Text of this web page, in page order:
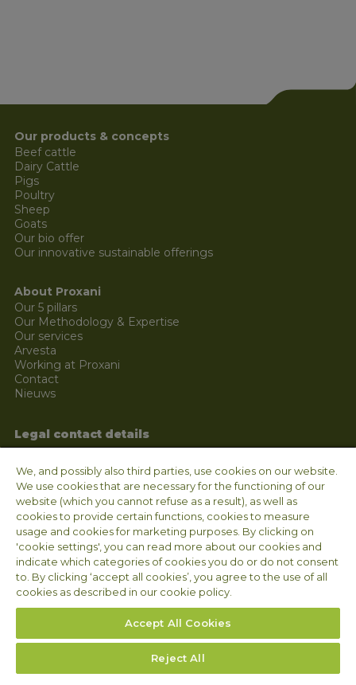
Our products & concepts
Beef cattle
Dairy Cattle
Pigs
Poultry
Sheep
Goats
Our bio offer
Our innovative sustainable offerings
About Proxani
Our 5 pillars
Our Methodology & Expertise
Our services
Arvesta
Working at Proxani
Contact
Nieuws
Legal contact details
Aarschotsesteenweg 84
3012 Wilsele
BELGIUM
VAT BE 1008.655.587
Follow us
We, and possibly also third parties, use cookies on our website.
We use cookies that are necessary for the functioning of our
website (which you cannot refuse as a result), as well as
cookies to provide certain functions, cookies to measure
usage and cookies for marketing purposes. By clicking on
'cookie settings', you can read more about our cookies and
indicate which categories of cookies you do or do not consent
to. By clicking ‘accept all cookies’, you agree to the use of all
cookies as described in our cookie policy.
Accept All Cookies
Reject All